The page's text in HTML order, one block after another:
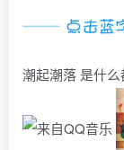
潮起潮落 是什么